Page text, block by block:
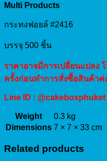
Multi Products
กระทงฟอยล์ #2416
บรรจุ 500 ชิ้น
ราคาอาจมีการเปลี่ยนแปลง
ครั้งก่อนทำการสั่งซื้อสินค้าค่
Line ID : @cakeboxphuket
Weight
0.3 kg
Dimensions 7 × 7 × 33 cm
Related products